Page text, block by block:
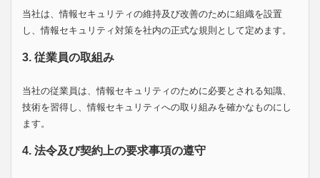
当社は、情報セキュリティの維持及び改善のために組織を設置
し、情報セキュリティ対策を社内の正式な規則として定めます。
3. 従業員の取組み
当社の従業員は、情報セキュリティのために必要とされる知識、
技術を習得し、情報セキュリティへの取り組みを確かなものにし
ます。
4. 法令及び契約上の要求事項の遵守